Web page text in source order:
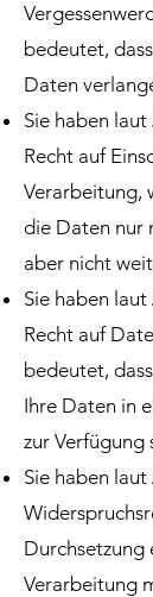
bedeutet,
Daten
Sie haben
Recht auf
Verarbeitung,
die Daten nur
aber nicht
Sie haben
Recht auf
bedeutet,
Ihre Daten in
zur Verfügung
Sie haben
Durchsetzung
Verarbeitung